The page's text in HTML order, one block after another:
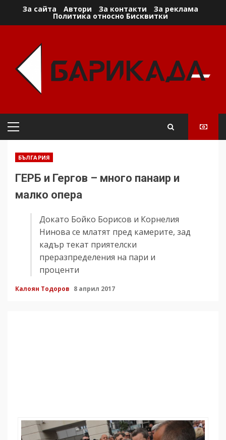
За сайта Автори За контакти За реклама
Политика относно Бисквитки
Primary
БЪЛГАРИЯ
ГЕРБ и Гергов – много панаир и
малко опера
Докато Бойко Борисов и Корнелия
Нинова се млатят пред камерите, зад
кадър текат приятелски
преразпределения на пари и
проценти
Калоян Тодоров 8 април 2017